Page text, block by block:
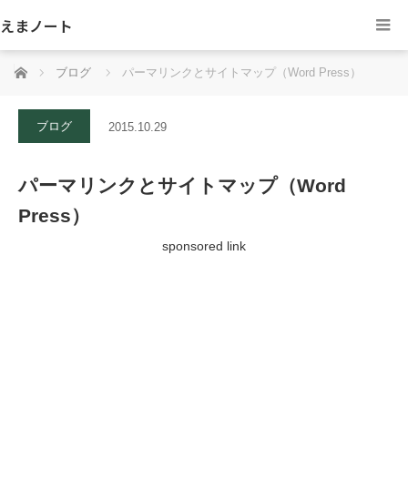
えまノート
ホーム ブログ パーマリンクとサイトマップ（Word Press）
ブログ 2015.10.29
パーマリンクとサイトマップ（Word
Press）
sponsored link